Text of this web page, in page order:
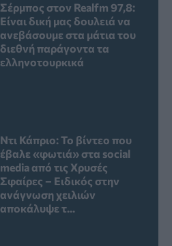
Σέρμπος στον Realfm 97,8:
Είναι δική μας δουλειά να
ανεβάσουμε στα μάτια του
διεθνή παράγοντα τα
ελληνοτουρκικά
Ντι Κάπριο: Το βίντεο που
έβαλε «φωτιά» στα social
media από τις Χρυσές
Σφαίρες – Ειδικός στην
ανάγνωση χειλιών
αποκάλυψε τ...